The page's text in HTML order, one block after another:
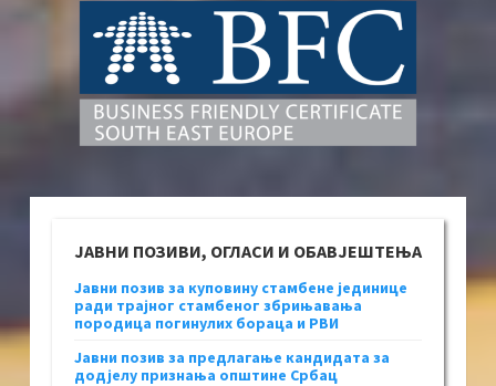
ЈАВНИ ПОЗИВИ, ОГЛАСИ И ОБАВЈЕШТЕЊА
Јавни позив за куповину стамбене јединице
ради трајног стамбеног збрињавања
породица погинулих бораца и РВИ
Јавни позив за предлагање кандидата за
додјелу признања општине Србац